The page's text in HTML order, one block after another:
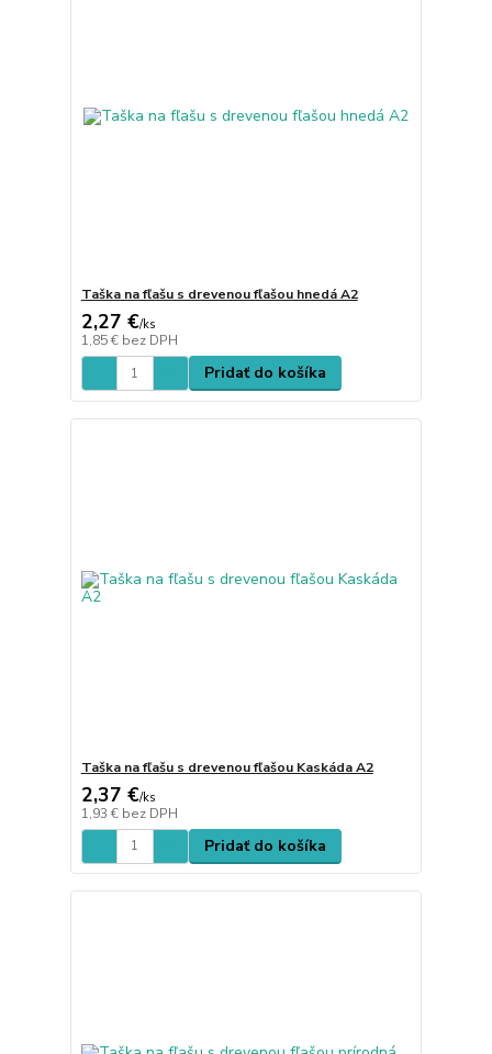
Taška na fľašu s drevenou fľašou hnedá A2
2,27 €/ks
1,85 € bez DPH
Pridať do košíka
Taška na fľašu s drevenou fľašou Kaskáda A2
2,37 €/ks
1,93 € bez DPH
Pridať do košíka